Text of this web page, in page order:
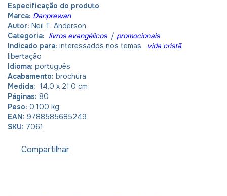
Especificação do produto
Marca: Danprewan
Autor: Neil T. Anderson
Categoria: livros evangélicos/ promocionais
Indicado para: interessados nos temas vida cristã,
libertação
Idioma: português
Acabamento: brochura
Medida: 14,0 x 21,0 cm
Páginas: 80
Peso: 0,100 kg
EAN: 9788585685249
SKU: 7061
Compartilhar